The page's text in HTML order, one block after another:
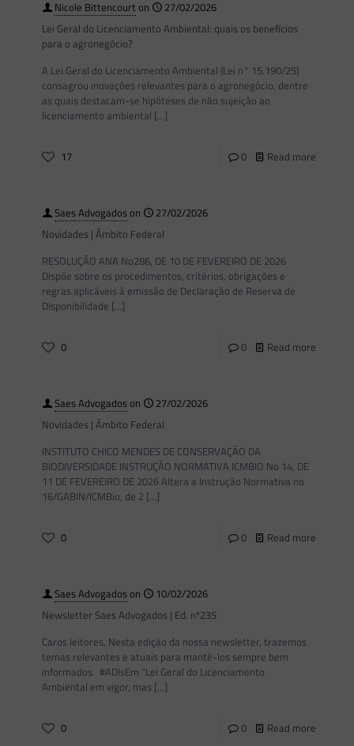
Nicole Bittencourton
27/02/2026
Lei Geral do Licenciamento Ambiental: quais os benefícios
para o agronegócio?
A Lei Geral do Licenciamento Ambiental (Lei n° 15.190/25)
consagrou inovações relevantes para o agronegócio, dentre
as quais destacam-se hipóteses de não sujeição ao
licenciamento ambiental […]
17 0 Read more
Saes Advogadoson
27/02/2026
Novidades | Âmbito Federal
RESOLUÇÃO ANA No286, DE 10 DE FEVEREIRO DE 2026
Dispõe sobre os procedimentos, critérios, obrigações e
regras aplicáveis à emissão de Declaração de Reserva de
Disponibilidade […]
0 0 Read more
Saes Advogadoson
27/02/2026
Novidades | Âmbito Federal
INSTITUTO CHICO MENDES DE CONSERVAÇÃO DA
BIODIVERSIDADE INSTRUÇÃO NORMATIVA ICMBIO No 14, DE
11 DE FEVEREIRO DE 2026 Altera a Instrução Normativa no
16/GABIN/ICMBio, de 2 […]
0 0 Read more
Saes Advogadoson
10/02/2026
Newsletter Saes Advogados | Ed. nº235
Caros leitores, Nesta edição da nossa newsletter, trazemos
temas relevantes e atuais para mantê-los sempre bem
informados. #ADIsEm “Lei Geral do Licenciamento
Ambiental em vigor, mas […]
0 0 Read more